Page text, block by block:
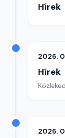
Hírek
2026.
Hírek
2026.